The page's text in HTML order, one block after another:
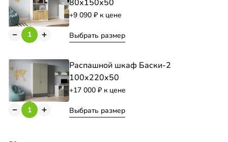
80х150х50
+9 090 к цене
Выбрать размер
Распашной шкаф Баски-2
100х220х50
+17 000 к цене
Выбрать размер